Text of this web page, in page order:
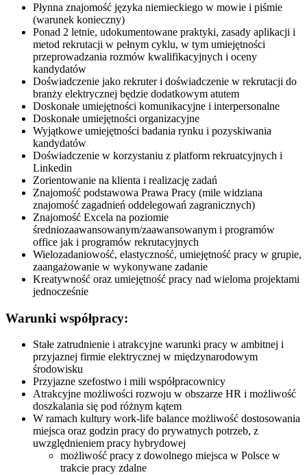
Płynna znajomość języka niemieckiego w mowie i piśmie
(warunek konieczny)
Ponad 2 letnie, udokumentowane praktyki, zasady aplikacji i
metod rekrutacji w pełnym cyklu, w tym umiejętności
przeprowadzania rozmów kwalifikacyjnych i oceny
kandydatów
Doświadczenie jako rekruter i doświadczenie w rekrutacji do
branży elektrycznej będzie dodatkowym atutem
Doskonałe umiejętności komunikacyjne i interpersonalne
Doskonałe umiejętności organizacyjne
Wyjątkowe umiejętności badania rynku i pozyskiwania
kandydatów
Doświadczenie w korzystaniu z platform rekruatcyjnych i
Linkedin
Zorientowanie na klienta i realizację zadań
Znajomość podstawowa Prawa Pracy (mile widziana
znajomość zagadnień oddelegowań zagranicznych)
Znajomość Excela na poziomie
średniozaawansowanym/zaawansowanym i programów
office jak i programów rekrutacyjnych
Wielozadaniowość, elastyczność, umiejętność pracy w grupie,
zaangażowanie w wykonywane zadanie
Kreatywność oraz umiejętność pracy nad wieloma projektami
jednocześnie
Warunki współpracy:
Stałe zatrudnienie i atrakcyjne warunki pracy w ambitnej i
przyjaznej firmie elektrycznej w międzynarodowym
środowisku
Przyjazne szefostwo i mili współpracownicy
Atrakcyjne możliwości rozwoju w obszarze HR i możliwość
doszkalania się pod różnym kątem
W ramach kultury work-life balance możliwość dostosowania
miejsca oraz godzin pracy do prywatnych potrzeb, z
uwzględnieniem pracy hybrydowej
możliwość pracy z dowolnego miejsca w Polsce w
trakcie pracy zdalne